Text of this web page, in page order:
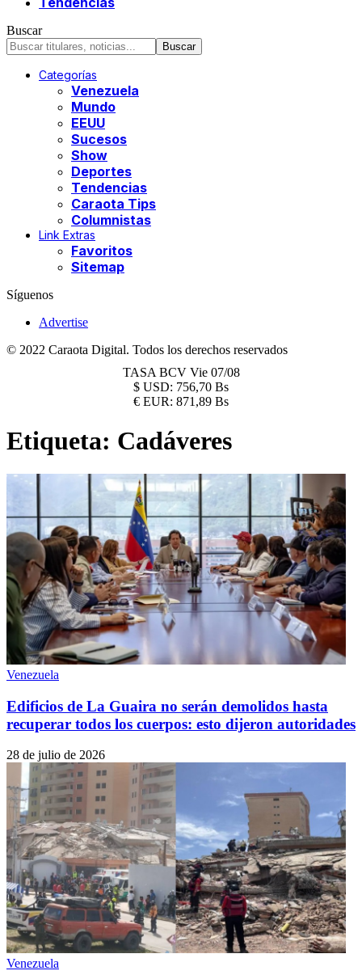
Buscar
Categorías
Venezuela
Mundo
EEUU
Sucesos
Show
Deportes
Tendencias
Caraota Tips
Columnistas
Link Extras
Favoritos
Sitemap
Síguenos
Advertise
© 2022 Caraota Digital. Todos los derechos reservados
TASA BCV Vie 07/08
$ USD: 756,70 Bs
€ EUR: 871,89 Bs
Etiqueta: Cadáveres
Venezuela
Edificios de La Guaira no serán demolidos hasta
recuperar todos los cuerpos: esto dijeron autoridades
28 de julio de 2026
Venezuela